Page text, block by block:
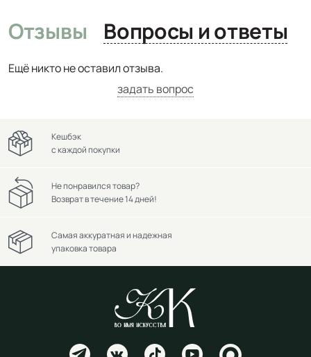
Отзывы Вопросы и ответы
Ещё никто не оставил отзыва.
задать вопрос
Кешбэк
с каждой покупки
Не понравился товар?
Возврат в течение 14 дней!
Самая аккуратная и надежная
упаковка товара